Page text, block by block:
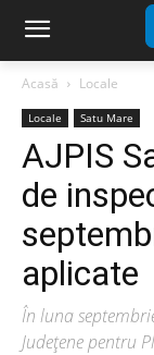
Acasă Locale
Locale Satu Mare
AJPIS
de
aplicate
În luna
Județene pentru